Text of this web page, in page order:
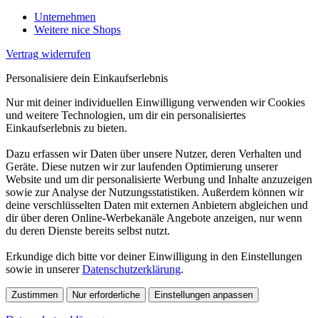
Unternehmen
Weitere nice Shops
Vertrag widerrufen
Personalisiere dein Einkaufserlebnis
Nur mit deiner individuellen Einwilligung verwenden wir Cookies
und weitere Technologien, um dir ein personalisiertes
Einkaufserlebnis zu bieten.
Dazu erfassen wir Daten über unsere Nutzer, deren Verhalten und
Geräte. Diese nutzen wir zur laufenden Optimierung unserer
Website und um dir personalisierte Werbung und Inhalte anzuzeigen
sowie zur Analyse der Nutzungsstatistiken. Außerdem können wir
deine verschlüsselten Daten mit externen Anbietern abgleichen und
dir über deren Online-Werbekanäle Angebote anzeigen, nur wenn
du deren Dienste bereits selbst nutzt.
Erkundige dich bitte vor deiner Einwilligung in den Einstellungen
sowie in unsererDatenschutzerklärung.
Zustimmen Nur erforderliche Einstellungen anpassen